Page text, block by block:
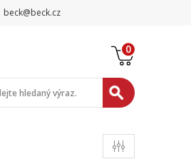
beck@beck.cz
0